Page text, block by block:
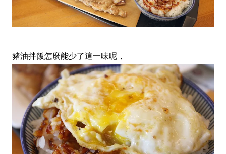
豬油拌飯怎麼能少了這一味呢，